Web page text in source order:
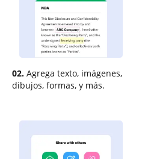
02. Agrega texto, imágenes,
dibujos, formas, y más.